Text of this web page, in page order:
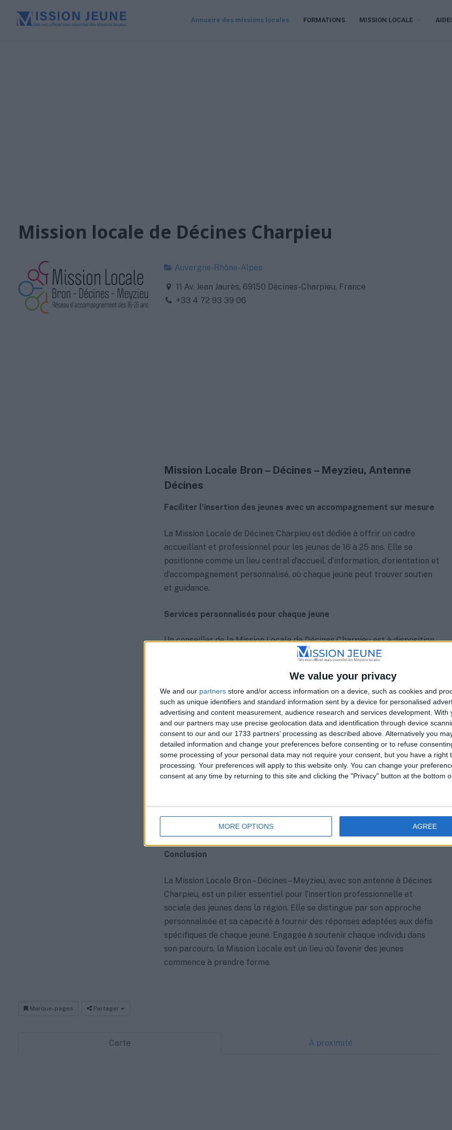
We value your privacy
We and our partners store and/or access information on a device, such as cookies and
such as unique identifiers and standard information sent by a device for personalised
advertising and content measurement, audience research and services development. With
and our partners may use precise geolocation data and identification through device
consent to our and our 1733 partners’ processing as described above. Alternatively you
detailed information and change your preferences before consenting or to refuse
some processing of your personal data may not require your consent, but you have a right
processing. Your preferences will apply to this website only. You can change your
consent at any time by returning to this site and clicking the "Privacy" button at the bottom
MORE OPTIONS AGREE
Annuaire des missions locales FORMATIONS MISSION LOCALE
Mission locale de Décines Charpieu
Auvergne-Rhône-Alpes
11 Av. Jean Jaurès, 69150 Décines-Charpieu, France
+33 4 72 93 39 06
Mission Locale Bron – Décines – Meyzieu, Antenne
Décines
Faciliter l’insertion des jeunes avec un accompagnement sur mesure
La Mission Locale de Décines Charpieu est dédiée à offrir un cadre
accueillant et professionnel pour les jeunes de 16 à 25 ans. Elle se
positionne comme un lieu central d’accueil, d’information, d’orientation et
d’accompagnement personnalisé, où chaque jeune peut trouver soutien
et guidance.
Services personnalisés pour chaque jeune
Un conseiller de la Mission Locale de Décines Charpieu est à disposition
pour aider chaque jeune dans l’élaboration de ses projets, que ce soit en
Cette assistance personnalisée est cruciale pour aider les jeunes à
naviguer dans leurs parcours professionnels et personnels avec plus de
confiance et d’efficacité.
Réponses adaptées aux besoins des jeunes
Grâce à une collaboration étroite avec les partenaires locaux, la Mission
Locale de Décines Charpieu propose des solutions adaptées à une vaste
gestion des ressources, la Mission Locale est équipée pour offrir un
accompagnement global et efficace.
Conclusion
La Mission Locale Bron – Décines – Meyzieu, avec son antenne à Décines
Charpieu, est un pilier essentiel pour l’insertion professionnelle et
sociale des jeunes dans la région. Elle se distingue par son approche
personnalisée et sa capacité à fournir des réponses adaptées aux défis
spécifiques de chaque jeune. Engagée à soutenir chaque individu dans
son parcours, la Mission Locale est un lieu où l’avenir des jeunes
commence à prendre forme.
Marque-pages Partager
Carte A proximité